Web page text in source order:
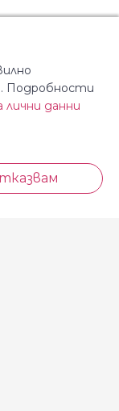
за
Подробности
лични данни